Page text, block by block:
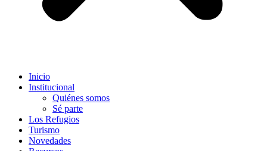
Inicio
Institucional
Quiénes somos
Sé parte
Los Refugios
Turismo
Novedades